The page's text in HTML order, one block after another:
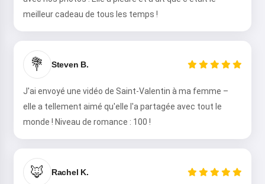
meilleur cadeau de tous les temps !
💐 Steven B.
J'ai envoyé une vidéo de Saint-Valentin à ma femme –
elle a tellement aimé qu'elle l'a partagée avec tout le
monde ! Niveau de romance : 100 !
🦊 Rachel K.
Lire une histoire
En commençant à utiliser le service, vous acceptez :